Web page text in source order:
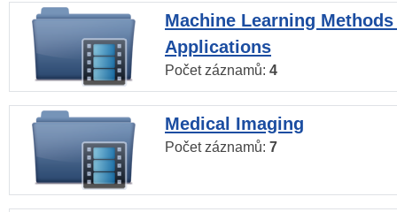
Machine Learning
Applications
Počet záznamů: 4
Medical Imaging
Počet záznamů: 7